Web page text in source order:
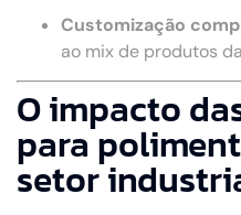
Customização
ao mix de produtos
O impacto
para
setor